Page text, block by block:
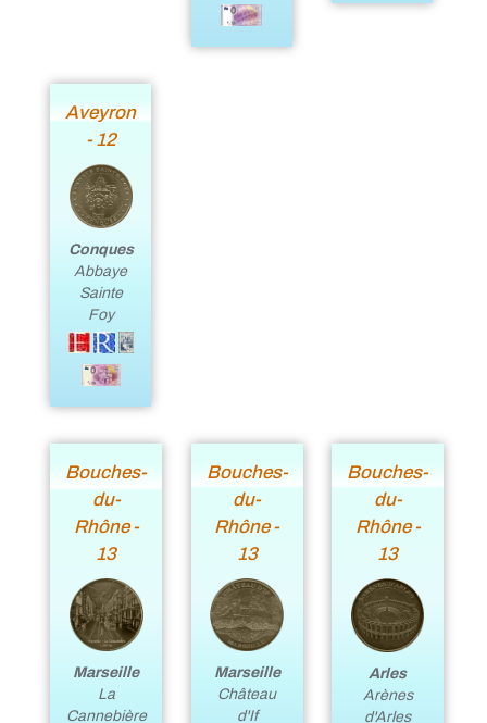
Aveyron
- 12
Conques
Abbaye
Sainte
Foy
Bouches-
du-
Rhône -
13
Marseille
La
Cannebière
Bouches-
du-
Rhône -
13
Marseille
Château
d'If
Bouches-
du-
Rhône -
13
Arles
Arènes
d'Arles